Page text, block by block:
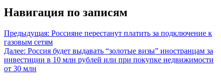
Навигация по записям
Предыдущая: Россияне перестанут платить за подключение к
газовым сетям
Далее: Россия будет выдавать “золотые визы” иностранцам за
инвестиции в 10 млн рублей или при покупке недвижимости
от 30 млн